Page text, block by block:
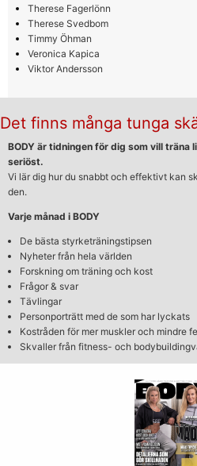
Therese Fagerlönn
Therese Svedbom
Timmy Öhman
Veronica Kapica
Viktor Andersson
Det finns många tunga
BODY är tidningen för dig som vill
seriöst.
Vi lär dig hur du snabbt och effektivt kan
den.
Varje månad i BODY
De bästa styrketräningstipsen
Nyheter från hela världen
Forskning om träning och kost
Frågor & svar
Tävlingar
Personporträtt med de som har lyckats
Kostråden för mer muskler och mindre
Skvaller från fitness- och